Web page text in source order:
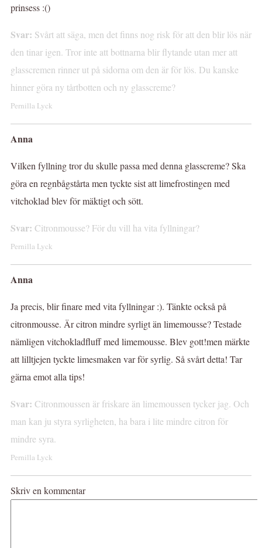
prinsess :()
Svar: Svårt att säga, men det finns nog risk för att den blir lös när
den tinar igen. Tror inte att bottnarna blir flytande utan mer att
glasscremen rinner ut på sidorna om den är för lös. Du kanske
hinner göra ny tårtbotten och ny glasscreme?
Pernilla Lyck
Anna
Vilken fyllning tror du skulle passa med denna glasscreme? Ska
göra en regnbågstårta men tyckte sist att limefrostingen med
vitchoklad blev för mäktigt och sött.
Svar: Citronmousse? För du vill ha vita fyllningar?
Pernilla Lyck
Anna
Ja precis, blir finare med vita fyllningar :). Tänkte också på
citronmousse. Är citron mindre syrligt än limemousse? Testade
nämligen vitchokladfluff med limemousse. Blev gott!men märkte
att lilltjejen tyckte limesmaken var för syrlig. Så svårt detta! Tar
gärna emot alla tips!
Svar: Citronmoussen är friskare än limemoussen tycker jag. Och
man kan ju styra syrligheten, ha bara i lite mindre citron för
mindre syra.
Pernilla Lyck
Skriv en kommentar